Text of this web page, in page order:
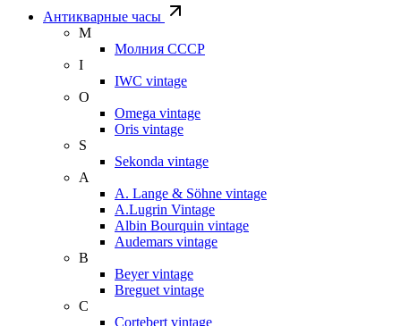
Антикварные часы
М
Молния СССР
I
IWC vintage
O
Omega vintage
Oris vintage
S
Sekonda vintage
A
A. Lange & Söhne vintage
A.Lugrin Vintage
Albin Bourquin vintage
Audemars vintage
B
Beyer vintage
Breguet vintage
C
Cortebert vintage